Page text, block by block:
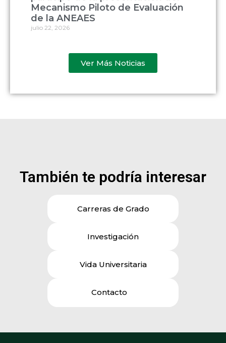
Mecanismo Piloto de Evaluación
de la ANEAES
julio 22, 2026
Ver Más Noticias
También te podría interesar
Carreras de Grado
Investigación
Vida Universitaria
Contacto